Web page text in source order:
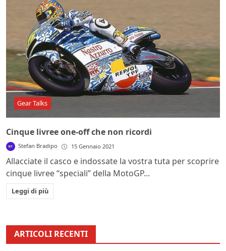
Gear Talks
Cinque livree one-off che non ricordi
Stefan Bradipo 15 Gennaio 2021
Allacciate il casco e indossate la vostra tuta per scoprire
cinque livree “speciali” della MotoGP...
Leggi di più
ARTICOLI RECENTI